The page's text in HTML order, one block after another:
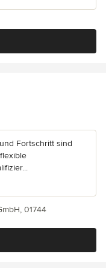
Fortschritt sind
01744